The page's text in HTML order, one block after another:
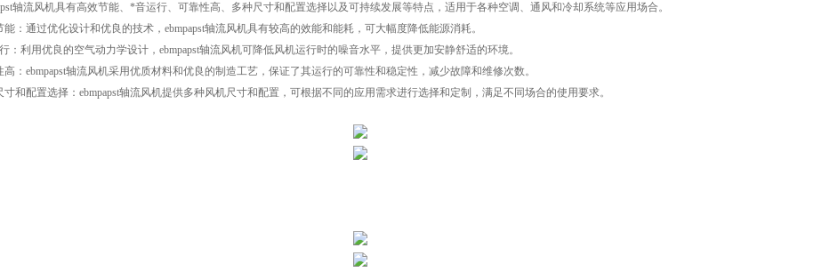
轴流风机具有高效节能、*音运行、可靠性高、多种尺寸和配置选择以及可持续发展等特点，适用于各种空调、通风和冷却系统等应用场合。
能：通过优化设计和优良的技术，ebmpapst轴流风机具有较高的效能和能耗，可大幅度降低能源消耗。
：利用优良的空气动力学设计，ebmpapst轴流风机可降低风机运行时的噪音水平，提供更加安静舒适的环境。
高：ebmpapst轴流风机采用优质材料和优良的制造工艺，保证了其运行的可靠性和稳定性，减少故障和维修次数。
寸和配置选择：ebmpapst轴流风机提供多种风机尺寸和配置，可根据不同的应用需求进行选择和定制，满足不同场合的使用要求。